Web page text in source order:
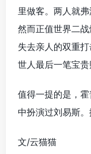
里做客。两人就
然而正值世界二
失去亲人的双重
世人最后一笔宝贵
值得一提的是，
中扮演过刘易斯。
文/云猫猫